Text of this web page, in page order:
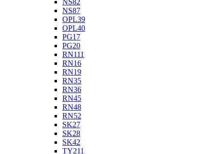
NS82
NS87
OPL39
OPL40
PG17
PG20
RN111
RN16
RN19
RN35
RN36
RN45
RN48
RN52
SK27
SK28
SK42
TY211